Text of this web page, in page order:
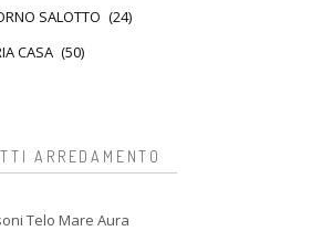
SALOTTO (24)
CASA (50)
ARREDAMENTO
Telo Mare Aura